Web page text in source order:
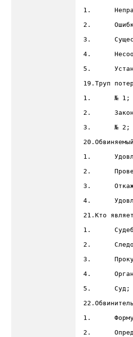
1.	Неправильным применением уголовного закона;
2.	Ошибкой в установлении личности подсудимого;
3.	Существенным нарушением норм уголовно-процессуального закона;
4.	Несоответствием выводов суда, изложенных в приговоре, фактическим обстоятельствам дела;
5.	Установленным преступным злоупотреблением следователя;
19.Труп
1.	№ 1;
2.	Законом данный вопрос не урегулирован;
3.	№ 2;
1.	Удовлетворит ходатайство, но при этом может вынести как обвинительный, так и оправдательный приговор;
2.	Проведет дополнительное предварительное слушание;
3.	Откажет в удовлетворении ходатайства;
4.	Удовлетворит ходатайство, если с ним согласны государственный обвинитель, потерпевший и защитник;
21.Кто
1.	Судебный пристав;
2.	Следователь;
3.	Прокурор;
4.	Органы, исполняющие наказание;
5.	Суд;
1.	Формулирует конкретное обвинение;
2.	Определяет пределы судебного разбирательства;